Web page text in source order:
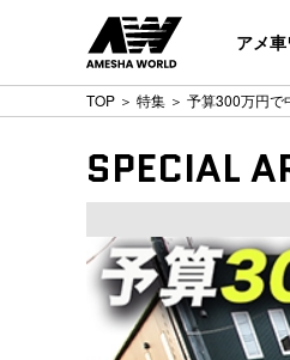
アメ
TOP ＞ 特集 ＞ 予算300万円で
SPECIAL